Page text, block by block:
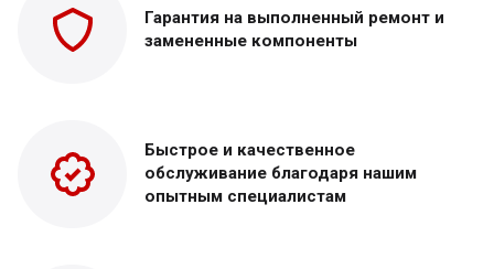
Гарантия на выполненный ремонт и
замененные компоненты
Быстрое и качественное
обслуживание благодаря нашим
опытным специалистам